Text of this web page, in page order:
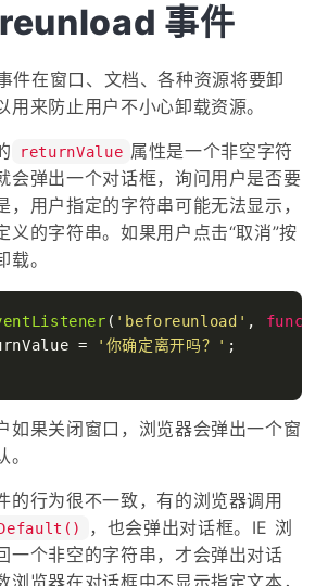
事件
件在窗口、文档、各种资源将要卸
用来防止用户不小心卸载资源。
returnValue 属性是一个非空字符
会弹出一个对话框，询问用户是否要
，用户指定的字符串可能无法显示，
义的字符串。如果用户点击“取消”按
。
( 'beforeunload' ,
= '你确定离开吗？' ;
如果关闭窗口，浏览器会弹出一个窗
的行为很不一致，有的浏览器调用
，也会弹出对话框。IE 浏
一个非空的字符串，才会弹出对话
浏览器在对话框中不显示指定文本，